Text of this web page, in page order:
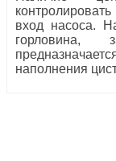
вход насоса.
горловина,
наполнения